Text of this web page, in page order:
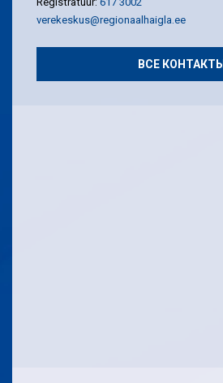
verekeskus@regionaalhaigla.ee
ВСЕ КОНТАКТЫ